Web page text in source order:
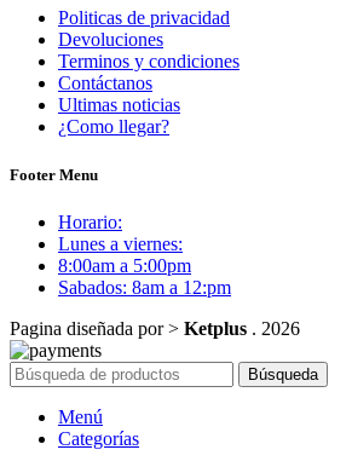
Politicas de privacidad
Devoluciones
Terminos y condiciones
Contáctanos
Ultimas noticias
¿Como llegar?
Footer Menu
Horario:
Lunes a viernes:
8:00am a 5:00pm
Sabados: 8am a 12:pm
Pagina diseñada por > Ketplus . 2026
Búsqueda
Menú
Categorías